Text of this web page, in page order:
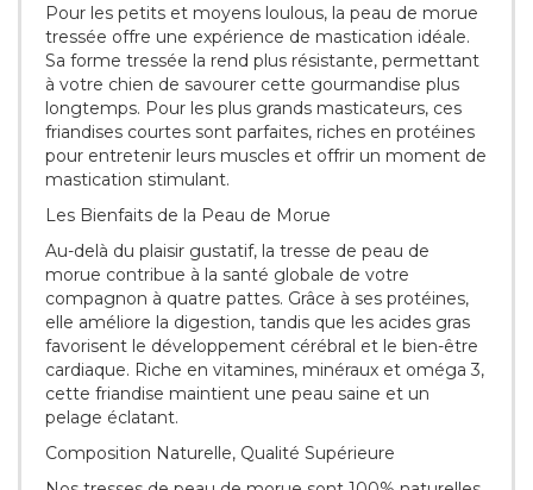
Pour les petits et moyens loulous, la peau de morue
tressée offre une expérience de mastication idéale.
Sa forme tressée la rend plus résistante, permettant
à votre chien de savourer cette gourmandise plus
longtemps. Pour les plus grands masticateurs, ces
friandises courtes sont parfaites, riches en protéines
pour entretenir leurs muscles et offrir un moment de
mastication stimulant.
Les Bienfaits de la Peau de Morue
Au-delà du plaisir gustatif, la tresse de peau de
morue contribue à la santé globale de votre
compagnon à quatre pattes. Grâce à ses protéines,
elle améliore la digestion, tandis que les acides gras
favorisent le développement cérébral et le bien-être
cardiaque. Riche en vitamines, minéraux et oméga 3,
cette friandise maintient une peau saine et un
pelage éclatant.
Composition Naturelle, Qualité Supérieure